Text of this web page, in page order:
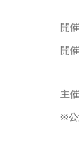
開
開
主
※公